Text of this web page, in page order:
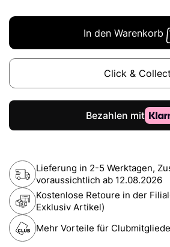
In den Warenkorb
Click & Collect
Lieferung in 2-5 Werktagen,
voraussichtlich ab 12.08.2026
Kostenlose Retoure in der
Exklusiv Artikel)
Mehr Vorteile für